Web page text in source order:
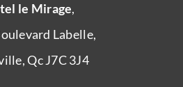
le Mirage,
Labelle,
Qc J7C 3J4